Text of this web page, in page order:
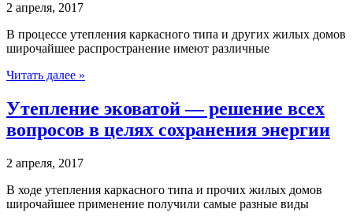
2 апреля, 2017
В процессе утепления каркасного типа и других жилых домов
широчайшее распространение имеют различные
Читать далее »
Утепление эковатой — решение всех
вопросов в целях сохранения энергии
2 апреля, 2017
В ходе утепления каркасного типа и прочих жилых домов
широчайшее применение получили самые разные виды